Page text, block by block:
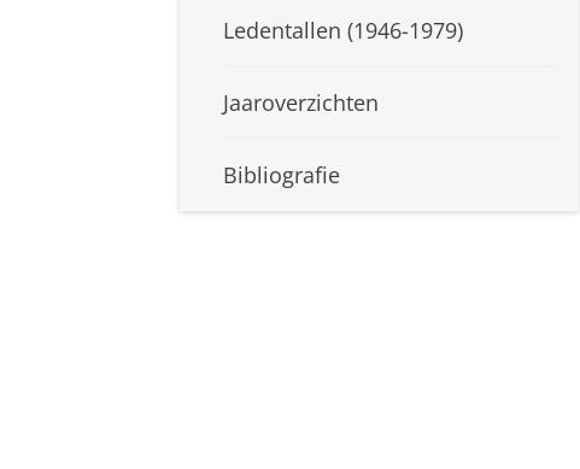
Ledentallen (1946-1979)
Jaaroverzichten
Bibliografie